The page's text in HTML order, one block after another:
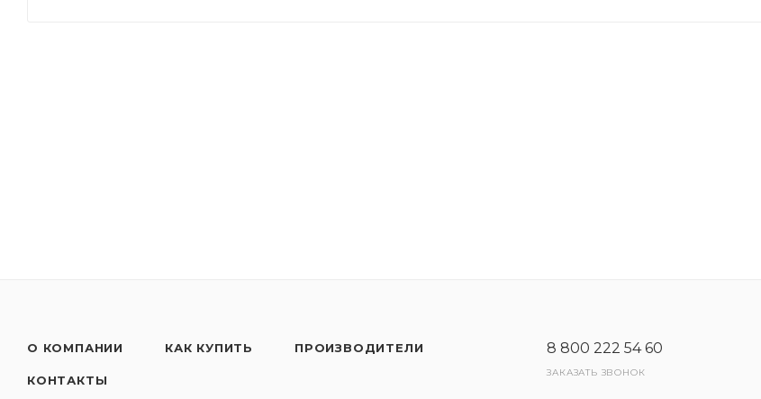
О КОМПАНИИ КАК КУПИТЬ ПРОИЗВОДИТЕЛИ
КОНТАКТЫ
8 800 222 54 60
ЗАКАЗАТЬ ЗВОНОК